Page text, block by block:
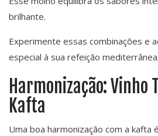
brilhante.
Experimente essas combinações e
especial à sua refeição mediterrânea.
Harmonização: Vinho
Kafta
Uma boa harmonização com a kafta